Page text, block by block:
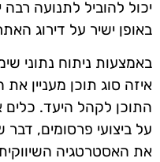
יכול להוביל לתנועה
באופן ישיר על דירוג
באמצעות ניתוח נתוני
איזה סוג תוכן מעניין
התוכן לקהל היעד. כלים
על ביצועי פרסומים,
את האסטרטגיה